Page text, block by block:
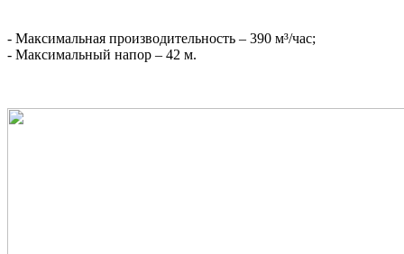
- Максимальная производительность – 390 м³/час;
- Максимальный напор – 42 м.